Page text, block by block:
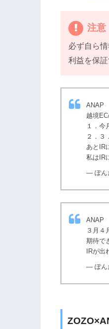
注意
必ず自ら
利益を保
ANAP
越境
１．今
２．３
あとIR
私はIR
— ぽん
ANAP
３月４
期待で
IRが出
— ぽん